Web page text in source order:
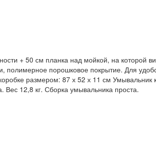
+ 50 см планка над мойкой, на которой
полимерное порошковое покрытие. Для
размером: 87 х 52 х 11 см
12,8 кг. Сборка умывальника проста.